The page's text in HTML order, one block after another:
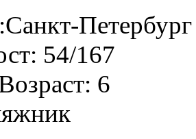
Санкт-Петербург
54/167
6